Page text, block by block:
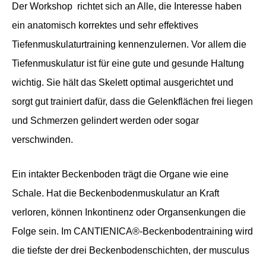
Der Workshop richtet sich an Alle, die Interesse haben
ein anatomisch korrektes und sehr effektives
Tiefenmuskulaturtraining kennenzulernen. Vor allem die
Tiefenmuskulatur ist für eine gute und gesunde Haltung
wichtig. Sie hält das Skelett optimal ausgerichtet und
sorgt gut trainiert dafür, dass die Gelenkflächen frei liegen
und Schmerzen gelindert werden oder sogar
verschwinden.
Ein intakter Beckenboden trägt die Organe wie eine
Schale. Hat die Beckenbodenmuskulatur an Kraft
verloren, können Inkontinenz oder Organsenkungen die
Folge sein. Im CANTIENICA®-Beckenbodentraining wird
die tiefste der drei Beckenbodenschichten, der musculus